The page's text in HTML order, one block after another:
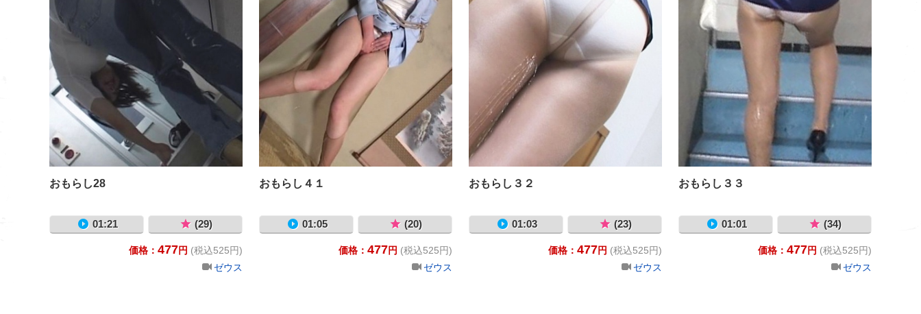
おもらし28
01:21 (29)
価格： 477円 (税込525円)
ゼウス
おもらし４１
01:05 (20)
価格： 477円 (税込525円)
ゼウス
おもらし３２
01:03 (23)
価格： 477円 (税込525円)
ゼウス
おもらし３３
01:01 (34)
価格： 477円 (税込525円)
ゼウス